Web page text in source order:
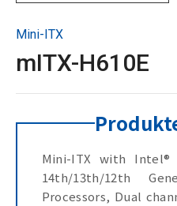
Mini-ITX
mITX-H610E
Mini-ITX with Intel®
14th/13th/12th
Processors, Dual